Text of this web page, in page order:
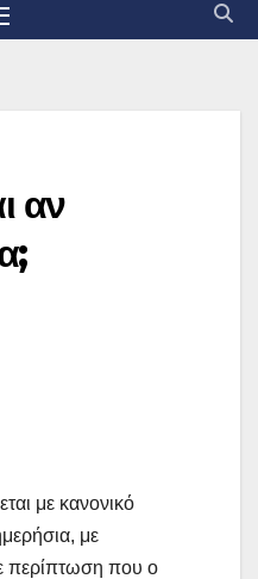
αν
με κανονικό
με
περίπτωση που ο